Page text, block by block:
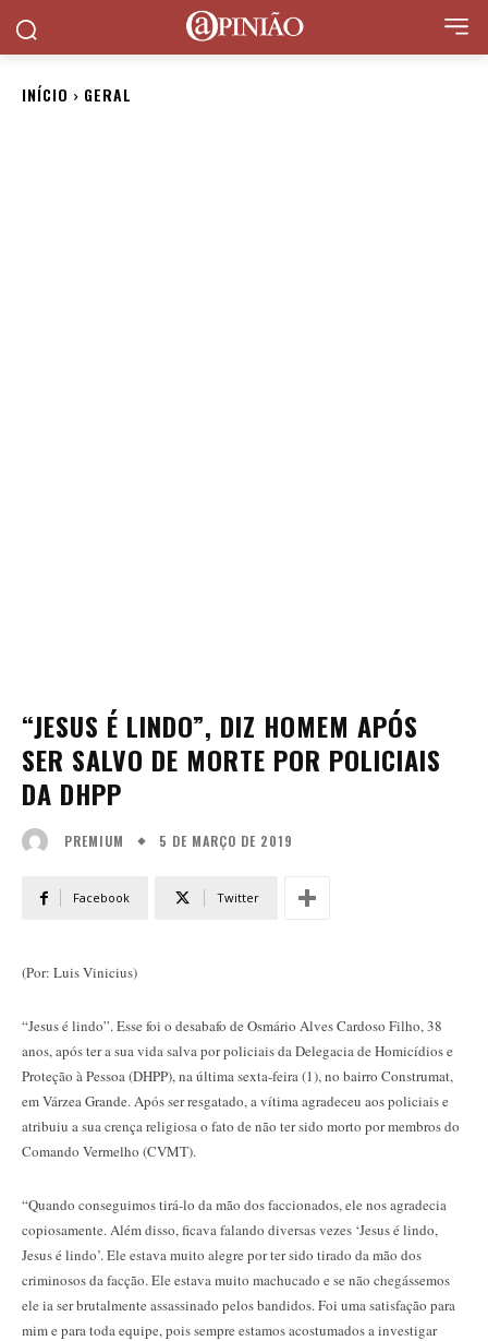
INÍCIO GERAL
“JESUS É LINDO”, DIZ HOMEM APÓS
SER SALVO DE MORTE POR POLICIAIS
DA DHPP
PREMIUM 5 DE MARÇO DE 2019
Facebook Twitter
(Por: Luis Vinicius)
“Jesus é lindo”. Esse foi o desabafo de Osmário Alves Cardoso Filho, 38
anos, após ter a sua vida salva por policiais da Delegacia de Homicídios e
Proteção à Pessoa (DHPP), na última sexta-feira (1), no bairro Construmat,
em Várzea Grande. Após ser resgatado, a vítima agradeceu aos policiais e
atribuiu a sua crença religiosa o fato de não ter sido morto por membros do
Comando Vermelho (CVMT).
“Quando conseguimos tirá-lo da mão dos faccionados, ele nos agradecia
copiosamente. Além disso, ficava falando diversas vezes ‘Jesus é lindo,
Jesus é lindo’. Ele estava muito alegre por ter sido tirado da mão dos
criminosos da facção. Ele estava muito machucado e se não chegássemos
ele ia ser brutalmente assassinado pelos bandidos. Foi uma satisfação para
mim e para toda equipe, pois sempre estamos acostumados a investigar